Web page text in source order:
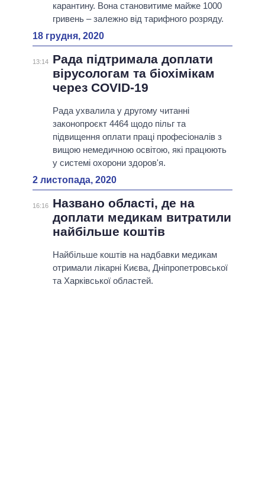
карантину. Вона становитиме майже 1000
гривень – залежно від тарифного розряду.
18 грудня, 2020
13:14
Рада підтримала доплати
вірусологам та біохімікам
через COVID-19
Рада ухвалила у другому читанні
законопроєкт 4464 щодо пільг та
підвищення оплати праці професіоналів з
вищою немедичною освітою, які працюють
у системі охорони здоров'я.
2 листопада, 2020
16:16
Названо області, де на
доплати медикам витратили
найбільше коштів
Найбільше коштів на надбавки медикам
отримали лікарні Києва, Дніпропетровської
та Харківської областей.